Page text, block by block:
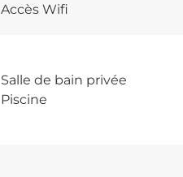
Accès Wifi
Salle de bain privée
Piscine